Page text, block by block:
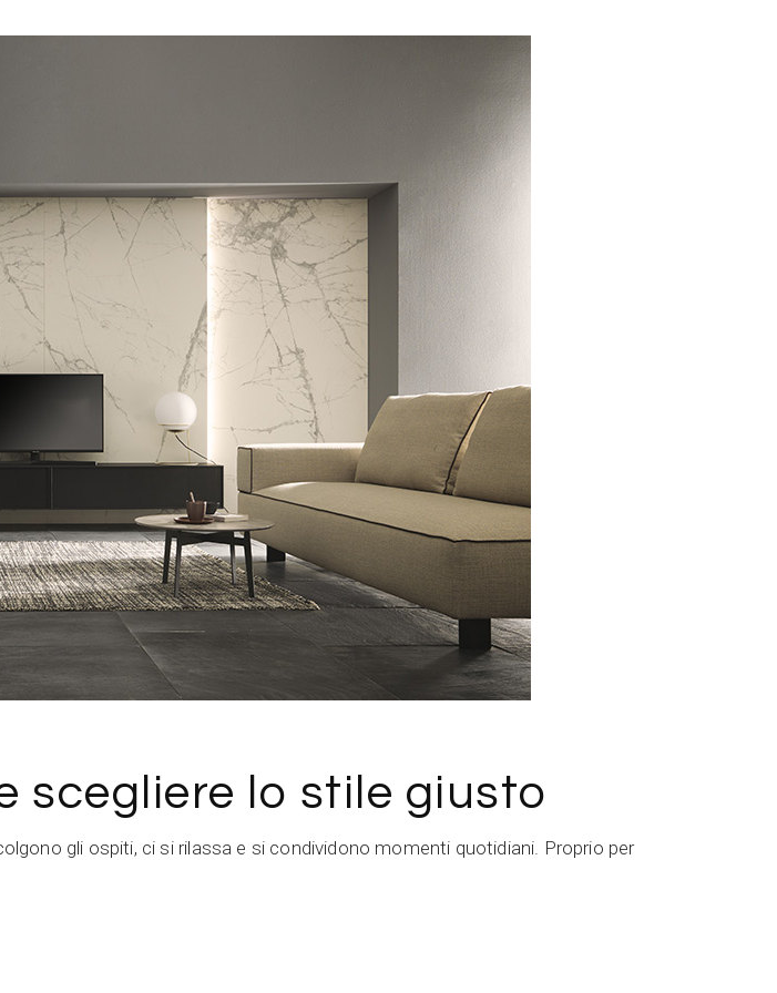
scegliere lo stile giusto
gli ospiti, ci si rilassa e si condividono momenti quotidiani. Proprio per